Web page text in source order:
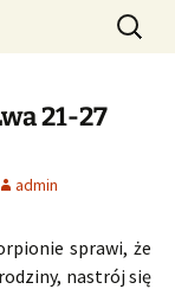
i
Szukaj:
21-27
admin
sprawi, że
nastrój się